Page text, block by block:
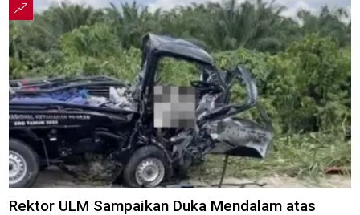
Rektor ULM Sampaikan Duka Mendalam atas